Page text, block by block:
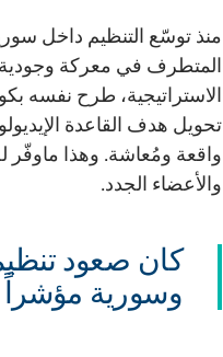
المتطرف في معركة
الاستراتيجية، طرح نفسه
تحويل هدف القاعدة
واقعة ومُعاشة. وهذا ماوفّر
والأعضاء الجدد.
كان صعود
وسورية مؤشراً